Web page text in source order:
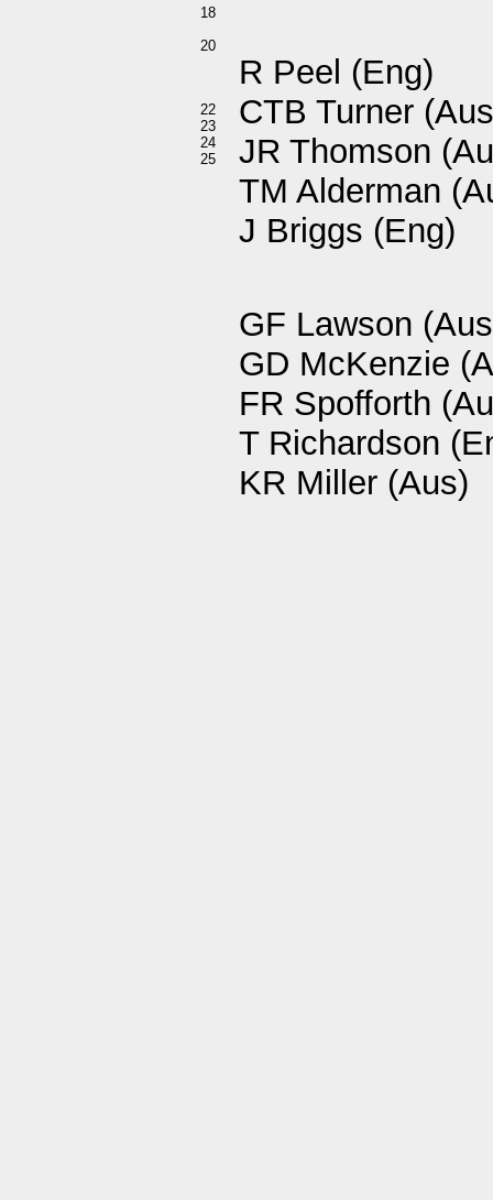
18
20
22
23
24
25
R Peel (Eng)
CTB Turner
JR Thomson
TM Alderman
J Briggs (Eng)
GF Lawson
GD McKenzie
FR Spofforth
T Richardson
KR Miller (Aus)